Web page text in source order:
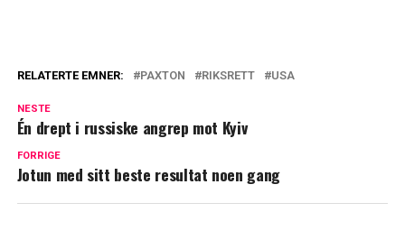
RELATERTE EMNER: PAXTON RIKSRETT USA
NESTE
Én drept i russiske angrep mot Kyiv
FORRIGE
Jotun med sitt beste resultat noen gang